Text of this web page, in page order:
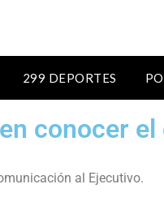
299 DEPORTES
conocer
al Ejecutivo.